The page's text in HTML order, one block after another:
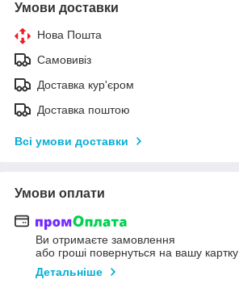
Умови доставки
Нова Пошта
Самовивіз
Доставка кур'єром
Доставка поштою
Всі умови доставки
Умови оплати
Ви отримаєте замовлення
або гроші повернуться на вашу картку
Детальніше